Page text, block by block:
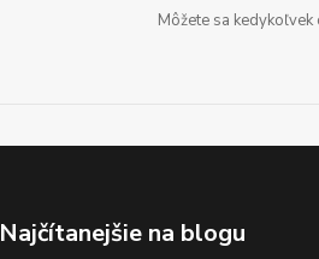
Môžete sa
Najčítanejšie na blogu